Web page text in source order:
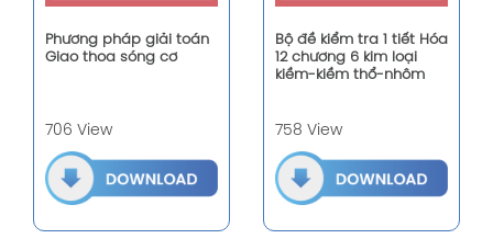
Phương pháp giải toán
Giao thoa sóng cơ
706 View
Bộ đề kiểm tra 1 tiết Hóa
12 chương 6 kim loại
kiềm-kiềm thổ-nhôm
758 View